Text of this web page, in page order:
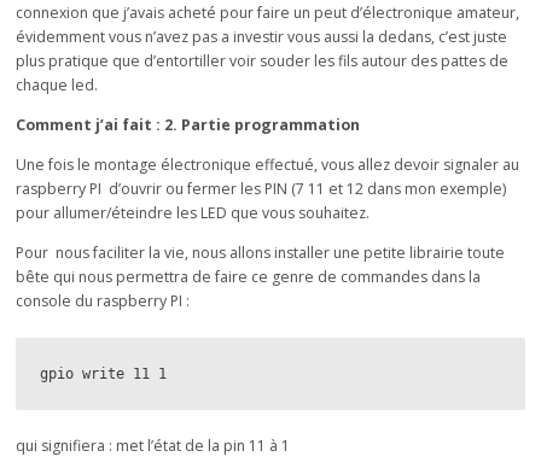
connexion que j’avais acheté pour faire un peut d’électronique amateur,
évidemment vous n’avez pas a investir vous aussi la dedans, c’est juste
plus pratique que d’entortiller voir souder les fils autour des pattes de
chaque led.
Comment j’ai fait : 2. Partie programmation
Une fois le montage électronique effectué, vous allez devoir signaler au
raspberry PI d’ouvrir ou fermer les PIN (7 11 et 12 dans mon exemple)
pour allumer/éteindre les LED que vous souhaitez.
Pour nous faciliter la vie, nous allons installer une petite librairie toute
bête qui nous permettra de faire ce genre de commandes dans la
console du raspberry PI :
gpio write 11 1
qui signifiera : met l’état de la pin 11 à 1